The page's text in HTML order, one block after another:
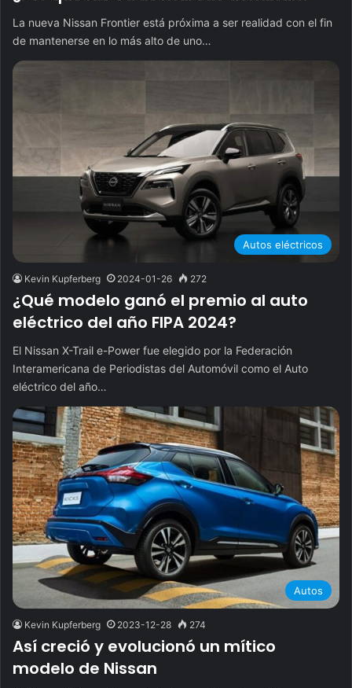
La nueva Nissan Frontier está próxima a ser realidad con el fin
de mantenerse en lo más alto de uno…
Autos eléctricos
Kevin Kupferberg 2024-01-26 272
¿Qué modelo ganó el premio al auto
eléctrico del año FIPA 2024?
El Nissan X-Trail e-Power fue elegido por la Federación
Interamericana de Periodistas del Automóvil como el Auto
eléctrico del año…
Autos
Kevin Kupferberg 2023-12-28 274
Así creció y evolucionó un mítico
modelo de Nissan